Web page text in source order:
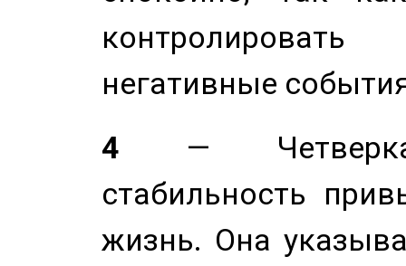
негативные
4 — Четверка
стабильность
жизнь. Она